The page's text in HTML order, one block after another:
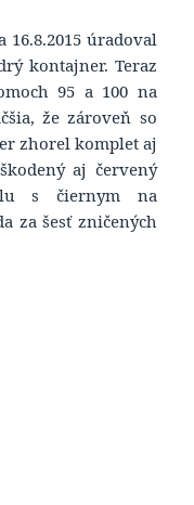
16.8.2015 úradoval
kontajner. Teraz
95 a 100 na
že zároveň so
zhorel komplet aj
aj červený
s čiernym na
za šesť zničených